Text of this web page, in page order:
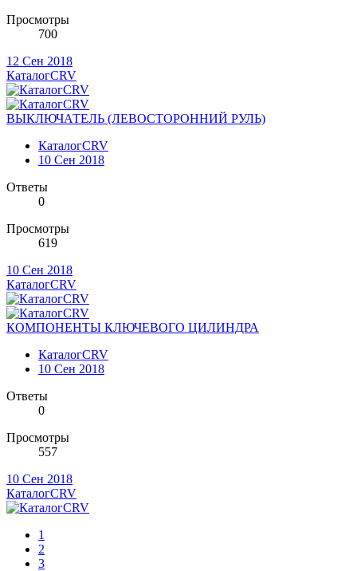
Просмотры
700
12 Сен 2018
КаталогCRV
ВЫКЛЮЧАТЕЛЬ (ЛЕВОСТОРОННИЙ РУЛЬ)
КаталогCRV
10 Сен 2018
Ответы
0
Просмотры
619
10 Сен 2018
КаталогCRV
КОМПОНЕНТЫ КЛЮЧЕВОГО ЦИЛИНДРА
КаталогCRV
10 Сен 2018
Ответы
0
Просмотры
557
10 Сен 2018
КаталогCRV
1
2
3